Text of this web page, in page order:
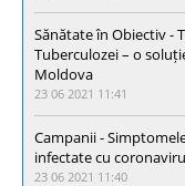
Sănătate în Obiectiv -
Tuberculozei – o
Moldova
23 06 2021 11:41
Campanii -
infectate cu
23 06 2021 11:40